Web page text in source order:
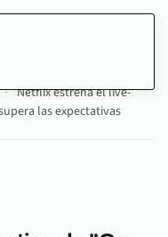
Netflix estrena el live-
las expectativas